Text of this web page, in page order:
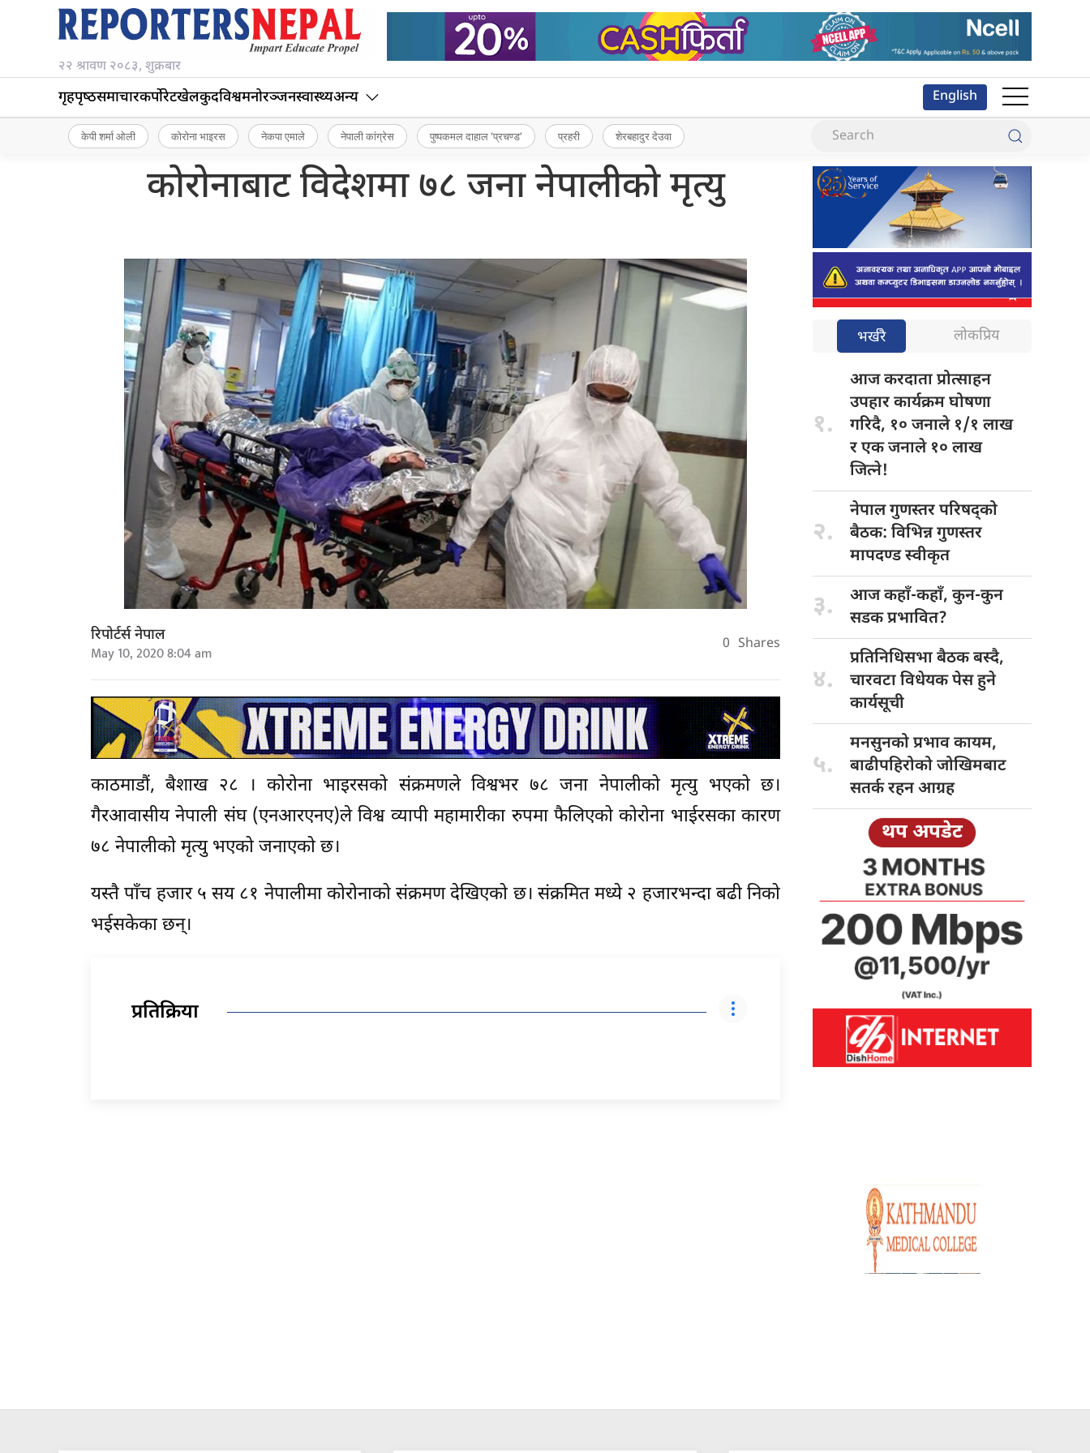
२२ श्रावण २०८३, शुक्रबार
गृहपृष्‍ठसमाचारकर्पोरेटखेलकुदविश्वमनोरञ्जनस्वास्थ्यअन्य English
केपी शर्मा ओली कोरोना भाइरस नेकपा एमाले नेपाली कांग्रेस पुष्पकमल दाहाल ‘प्रचण्ड’ प्रहरी शेरबहादुर देउवा
कोरोनाबाट विदेशमा ७८ जना नेपालीको मृत्यु
रिपोर्टर्स नेपाल
May 10, 2020 8:04 am 0 Shares
काठमाडौं, बैशाख २८ । कोरोना भाइरसको संक्रमणले विश्वभर ७८ जना नेपालीको मृत्यु भएको छ।
गैरआवासीय नेपाली संघ (एनआरएनए)ले विश्व व्यापी महामारीका रुपमा फैलिएको कोरोना भाईरसका कारण
७८ नेपालीको मृत्यु भएको जनाएको छ।
यस्तै पाँच हजार ५ सय ८१ नेपालीमा कोरोनाको संक्रमण देखिएको छ। संक्रमित मध्ये २ हजारभन्दा बढी निको
भईसकेका छन्।
प्रतिक्रिया
भर्खरै लोकप्रिय
१.
आज करदाताप्रोत्साहन
उपहार कार्यक्रम घोषणा
गरिदै, १० जनाले १/१ लाख
र एक जनाले १० लाख
जित्ने!
२.
नेपाल गुणस्तरपरिषद्को
बैठक: विभिन्न गुणस्तर
मापदण्ड स्वीकृत
३. आज कहाँ-कहाँ, कुन-कुन
सडक प्रभावित?
४.
प्रतिनिधिसभा बैठकबस्दै,
चारवटा विधेयक पेस हुने
कार्यसूची
५.
मनसुनको प्रभावकायम,
बाढीपहिरोको जोखिमबाट
सतर्क रहन आग्रह
थप अपडेट